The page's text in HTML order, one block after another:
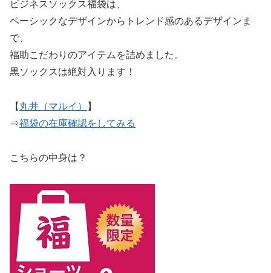
ビジネスソックス福袋は、
ベーシックなデザインからトレンド感のあるデザインま
で、
福助こだわりのアイテムを詰めました。
黒ソックスは絶対入ります！
【 丸井（マルイ）
】
⇒福袋の在庫確認をしてみる
こちらの中身は？